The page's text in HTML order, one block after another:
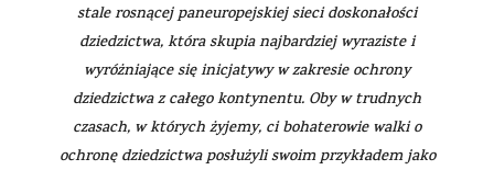
stale rosnącej paneuropejskiej sieci doskonałości
dziedzictwa, która skupia najbardziej wyraziste i
wyróżniające się inicjatywy w zakresie ochrony
dziedzictwa z całego kontynentu. Oby w trudnych
czasach, w których żyjemy, ci bohaterowie walki o
ochronę dziedzictwa posłużyli swoim przykładem jako